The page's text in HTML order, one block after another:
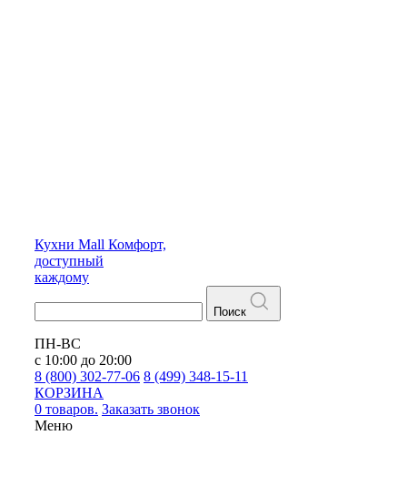
Кухни Mall Комфорт,
доступный
каждому
Поиск
ПН-ВС
с 10:00 до 20:00
8 (800) 302-77-06 8 (499) 348-15-11
КОРЗИНА
0 товаров. Заказать звонок
Меню